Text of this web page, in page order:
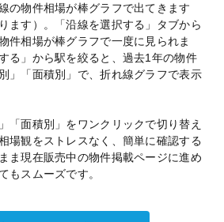
の物件相場が棒グラフで出てきます
ます）。「沿線を選択する」タブから
件相場が棒グラフで一度に見られま
る」から駅を絞ると、過去1年の物件
」「面積別」で、折れ線グラフで表示
「面積別」をワンクリックで切り替え
場観をストレスなく、簡単に確認する
ま現在販売中の物件掲載ページに進め
もスムーズです。